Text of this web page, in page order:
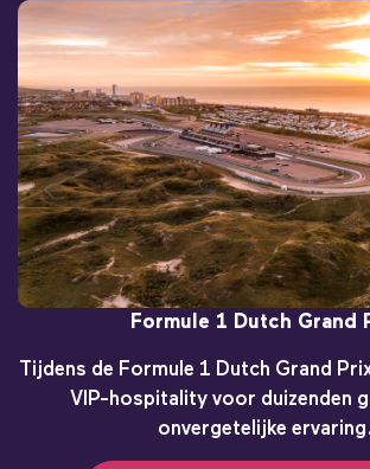
Formule 1 Dutch Grand
Tijdens de Formule 1 Dutch Grand
VIP-hospitality voor duizenden
onvergetelijke ervaring.